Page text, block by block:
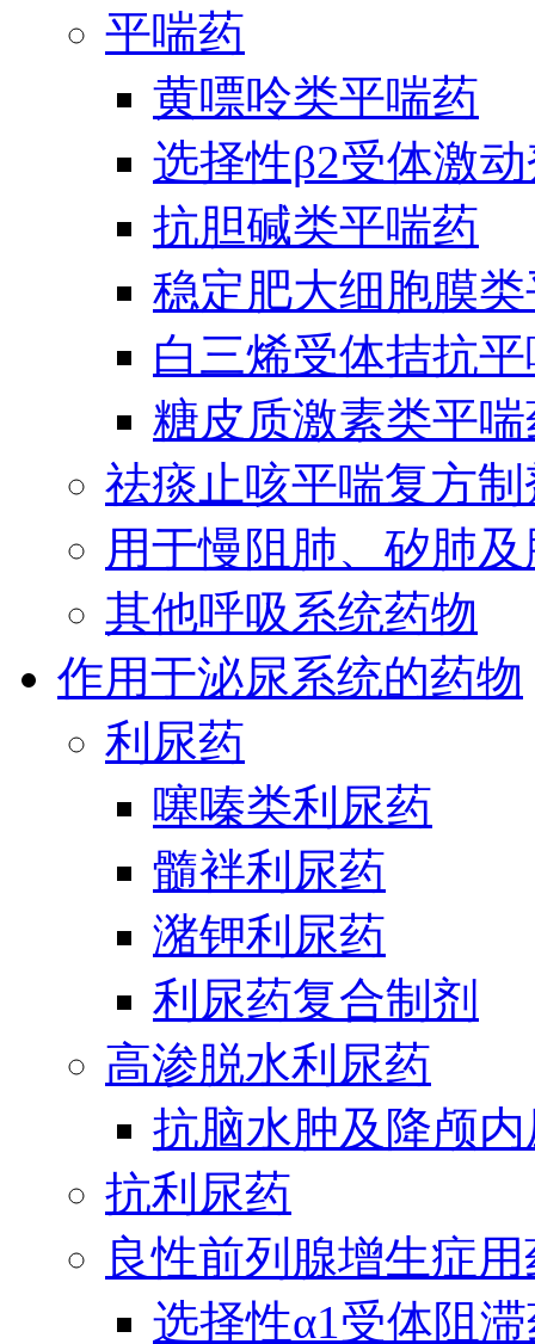
平喘药
黄嘌呤类平喘药
选择性β2受体激
抗胆碱类平喘药
稳定肥大细胞膜
白三烯受体拮抗
糖皮质激素类平
祛痰止咳平喘复方制
用于慢阻肺、矽肺
其他呼吸系统药物
作用于泌尿系统的药物
利尿药
噻嗪类利尿药
髓袢利尿药
潴钾利尿药
利尿药复合制剂
高渗脱水利尿药
抗脑水肿及降颅
抗利尿药
良性前列腺增生症
选择性α1受体阻